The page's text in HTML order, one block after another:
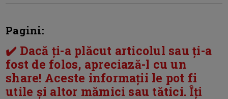
Pagini:
✔️ Dacă ți-a plăcut articolul sau ți-a
fost de folos, apreciază-l cu un
share! Aceste informații le pot fi
utile și altor mămici sau tătici. Îți